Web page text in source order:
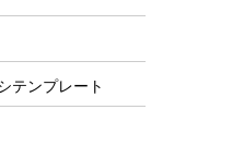
テンプレート